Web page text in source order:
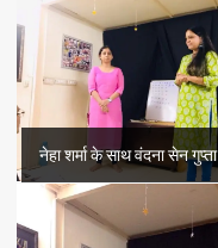
नेहा शर्मा के साथ वंदना सेन गुप्ता